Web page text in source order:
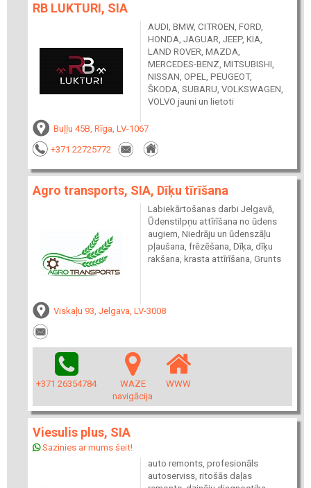
RB LUKTURI, SIA
AUDI, BMW, CITROEN, FORD,
HONDA, JAGUAR, JEEP, KIA,
LAND ROVER, MAZDA,
MERCEDES-BENZ, MITSUBISHI,
NISSAN, OPEL, PEUGEOT,
ŠKODA, SUBARU, VOLKSWAGEN,
VOLVO jauni un lietoti
Buļļu 45B, Rīga, LV-1067
+371 22725772
Agro transports, SIA, Dīķu tīrīšana
Labiekārtošanas darbi Jelgavā,
Ūdenstilpņu attīrīšana no ūdens
augiem, Niedrāju un ūdenszāļu
pļaušana, frēzēšana, Dīķa, dīķu
rakšana, krasta attīrīšana, Grunts
Viskaļu 93, Jelgava, LV-3008
+371 26354784
WAZE
navigācija
WWW
Viesulis plus, SIA
Sazinies ar mums šeit!
auto remonts, profesionāls
autoserviss, ritošās daļas